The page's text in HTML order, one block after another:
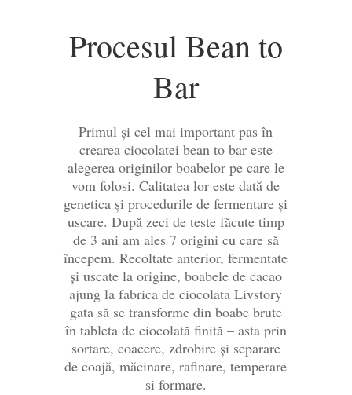
Procesul Bean to
Bar
Primul și cel mai important pas în
crearea ciocolatei bean to bar este
alegerea originilor boabelor pe care le
vom folosi. Calitatea lor este dată de
genetica și procedurile de fermentare și
uscare. După zeci de teste făcute timp
de 3 ani am ales 7 origini cu care să
începem. Recoltate anterior, fermentate
și uscate la origine, boabele de cacao
ajung la fabrica de ciocolata Livstory
gata să se transforme din boabe brute
în tableta de ciocolată finită – asta prin
sortare, coacere, zdrobire și separare
de coajă, măcinare, rafinare, temperare
si formare.